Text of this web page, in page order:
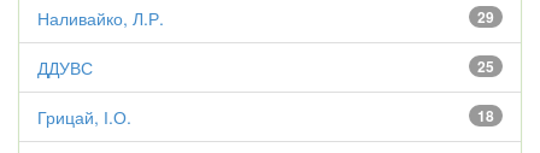
29
Наливайко, Л.Р.
25
ДДУВС
18
Грицай, І.О.